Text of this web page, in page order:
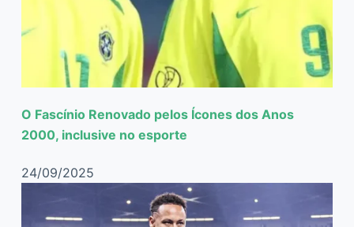
O Fascínio Renovado pelos Ícones dos Anos
2000, inclusive no esporte
24/09/2025